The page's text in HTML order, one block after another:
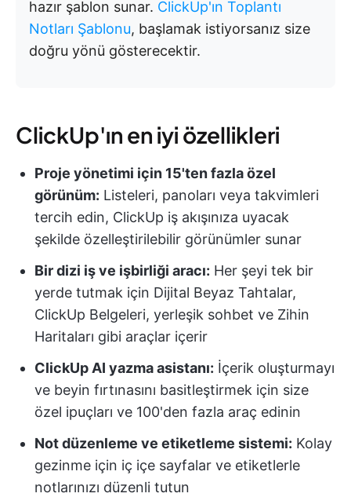
hazır şablon sunar. ClickUp'ın Toplantı
Notları Şablonu, başlamak istiyorsanız size
doğru yönü gösterecektir.
ClickUp'ın en iyi özellikleri
Proje yönetimi için 15'ten fazla özel
görünüm: Listeleri, panoları veya takvimleri
tercih edin, ClickUp iş akışınıza uyacak
şekilde özelleştirilebilir görünümler sunar
Bir dizi iş ve işbirliği aracı: Her şeyi tek bir
yerde tutmak için Dijital Beyaz Tahtalar,
ClickUp Belgeleri, yerleşik sohbet ve Zihin
Haritaları gibi araçlar içerir
ClickUp AI yazma asistanı: İçerik oluşturmayı
ve beyin fırtınasını basitleştirmek için size
özel ipuçları ve 100'den fazla araç edinin
Not düzenleme ve etiketleme sistemi: Kolay
gezinme için iç içe sayfalar ve etiketlerle
notlarınızı düzenli tutun